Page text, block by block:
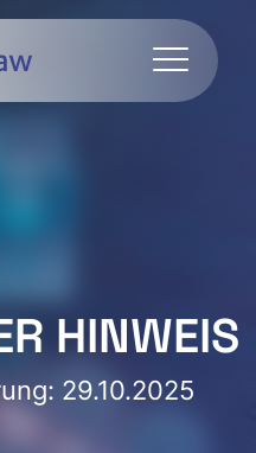
HINWEIS
29.10.2025